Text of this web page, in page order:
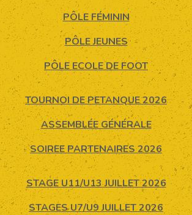
PÔLE FÉMININ
PÔLE JEUNES
PÔLE ECOLE DE FOOT
TOURNOI DE PETANQUE 2026
ASSEMBLÉE GÉNÉRALE
SOIREE PARTENAIRES 2026
STAGE U11/U13 JUILLET 2026
STAGES U7/U9 JUILLET 2026